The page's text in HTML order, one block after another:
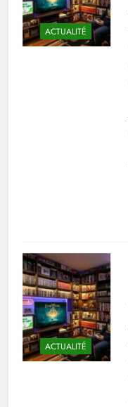
ACTUALITÉ
ACTUALITÉ